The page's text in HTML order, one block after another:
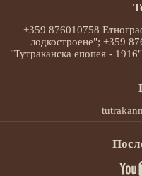
+359 876010758
лодкостроене"; +359
"Тутраканска епопея -